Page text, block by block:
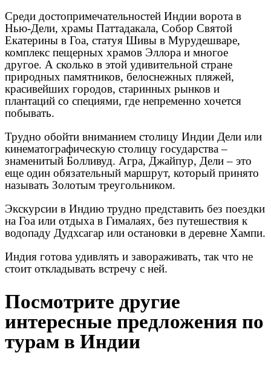
Среди достопримечательностей Индии ворота в
Нью-Дели, храмы Паттадакала, Собор Святой
Екатерины в Гоа, статуя Шивы в Мурудешваре,
комплекс пещерных храмов Эллора и многое
другое. А сколько в этой удивительной стране
природных памятников, белоснежных пляжей,
красивейших городов, старинных рынков и
плантаций со специями, где непременно хочется
побывать.
Трудно обойти вниманием столицу Индии Дели или
кинематографическую столицу государства –
знаменитый Болливуд. Агра, Джайпур, Дели – это
еще один обязательный маршрут, который принято
называть Золотым треугольником.
Экскурсии в Индию трудно представить без поездки
на Гоа или отдыха в Гималаях, без путешествия к
водопаду Дудхсагар или остановки в деревне Хампи.
Индия готова удивлять и завораживать, так что не
стоит откладывать встречу с ней.
Посмотрите другие
интересные предложения по
турам в Индии